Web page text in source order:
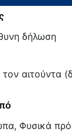
δήλωση
αιτούντα
Φυσικά